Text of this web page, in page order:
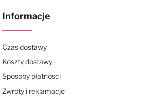
Informacje
Czas dostawy
Koszty dostawy
Sposoby płatności
Zwroty i reklamacje